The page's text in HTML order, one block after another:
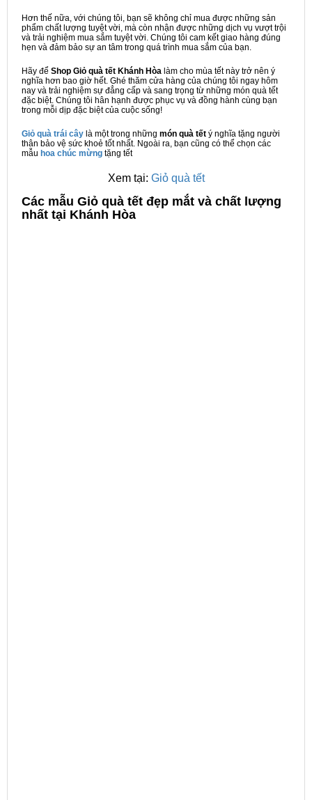
Hơn thế nữa, với chúng tôi, bạn sẽ không chỉ mua được những sản
phẩm chất lượng tuyệt vời, mà còn nhận được những dịch vụ vượt trội
và trải nghiệm mua sắm tuyệt vời. Chúng tôi cam kết giao hàng đúng
hẹn và đảm bảo sự an tâm trong quá trình mua sắm của bạn.
Hãy để Shop Giỏ quà tết Khánh Hòa làm cho mùa tết này trở nên ý
nghĩa hơn bao giờ hết. Ghé thăm cửa hàng của chúng tôi ngay hôm
nay và trải nghiệm sự đẳng cấp và sang trọng từ những món quà tết
đặc biệt. Chúng tôi hân hạnh được phục vụ và đồng hành cùng bạn
trong mỗi dịp đặc biệt của cuộc sống!
Giỏ quà trái cây là một trong những món quà tết ý nghĩa tặng người
thân bảo vệ sức khoẻ tốt nhất. Ngoài ra, bạn cũng có thể chọn các
mẫu hoa chúc mừng tặng tết
Xem tại: Giỏ quà tết
Các mẫu Giỏ quà tết đẹp mắt và chất lượng
nhất tại Khánh Hòa